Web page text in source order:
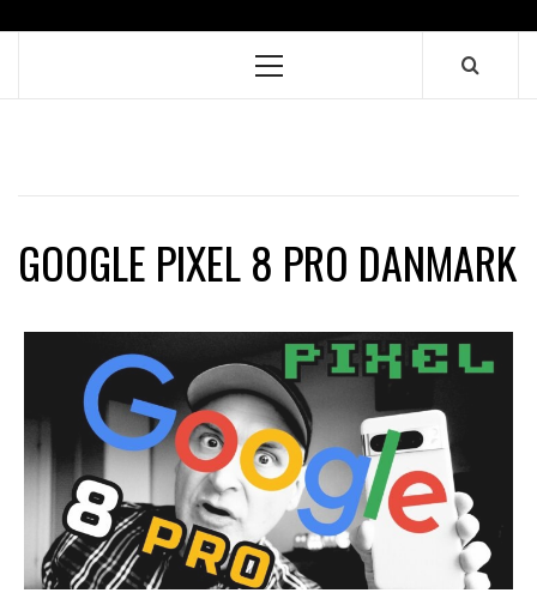
Primary
GOOGLE PIXEL 8 PRO DANMARK